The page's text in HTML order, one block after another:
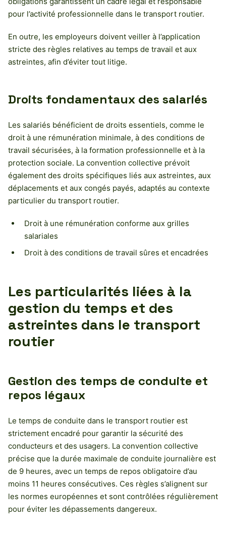
pour l’activité professionnelle dans le transport routier.
En outre, les employeurs doivent veiller à l’application
stricte des règles relatives au temps de travail et aux
astreintes, afin d’éviter tout litige.
Droits fondamentaux des salariés
Les salariés bénéficient de droits essentiels, comme le
droit à une rémunération minimale, à des conditions de
travail sécurisées, à la formation professionnelle et à la
protection sociale. La convention collective prévoit
également des droits spécifiques liés aux astreintes, aux
déplacements et aux congés payés, adaptés au contexte
particulier du transport routier.
Droit à une rémunération conforme aux grilles
salariales
Droit à des conditions de travail sûres et encadrées
Les particularités liées à la
gestion du temps et des
astreintes dans le transport
routier
Gestion des temps de conduite et
repos légaux
Le temps de conduite dans le transport routier est
strictement encadré pour garantir la sécurité des
conducteurs et des usagers. La convention collective
précise que la durée maximale de conduite journalière est
de 9 heures, avec un temps de repos obligatoire d’au
moins 11 heures consécutives. Ces règles s’alignent sur
les normes européennes et sont contrôlées régulièrement
pour éviter les dépassements dangereux.